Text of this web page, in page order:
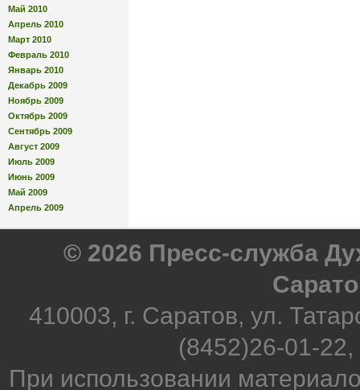
Май 2010
Апрель 2010
Март 2010
Февраль 2010
Январь 2010
Декабрь 2009
Ноябрь 2009
Октябрь 2009
Сентябрь 2009
Август 2009
Июль 2009
Июнь 2009
Май 2009
Апрель 2009
© 2026 Пресс-служба
410003, г. Саратов, ул.
(8452)26-01-
При использовании